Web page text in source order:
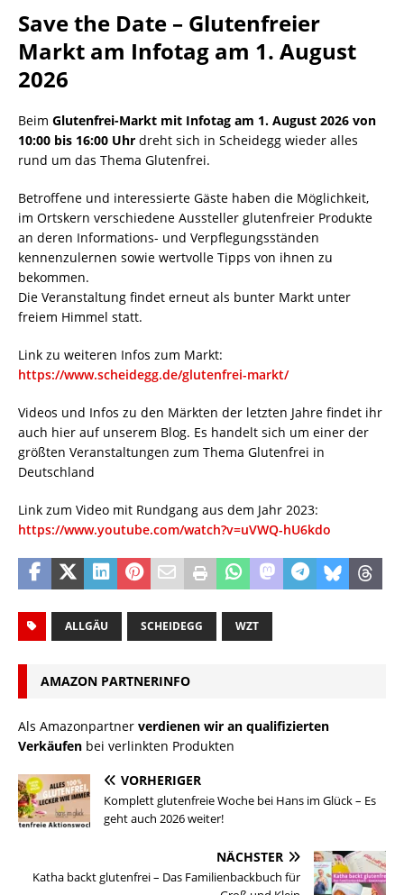
Save the Date – Glutenfreier
Markt am Infotag am 1. August
2026
Beim Glutenfrei-Markt mit Infotag am 1. August 2026 von
10:00 bis 16:00 Uhr dreht sich in Scheidegg wieder alles
rund um das Thema Glutenfrei.
Betroffene und interessierte Gäste haben die Möglichkeit,
im Ortskern verschiedene Aussteller glutenfreier Produkte
an deren Informations- und Verpflegungsständen
kennenzulernen sowie wertvolle Tipps von ihnen zu
bekommen.
Die Veranstaltung findet erneut als bunter Markt unter
freiem Himmel statt.
Link zu weiteren Infos zum Markt:
https://www.scheidegg.de/glutenfrei-markt/
Videos und Infos zu den Märkten der letzten Jahre findet ihr
auch hier auf unserem Blog. Es handelt sich um einer der
größten Veranstaltungen zum Thema Glutenfrei in
Deutschland
Link zum Video mit Rundgang aus dem Jahr 2023:
https://www.youtube.com/watch?v=uVWQ-hU6kdo
ALLGÄU SCHEIDEGG WZT
AMAZON PARTNERINFO
Als Amazonpartner verdienen wir an qualifizierten
Verkäufen bei verlinkten Produkten
VORHERIGER
Komplett glutenfreie Woche bei Hans im Glück – Es
geht auch 2026 weiter!
NÄCHSTER
Katha backt glutenfrei – Das Familienbackbuch für